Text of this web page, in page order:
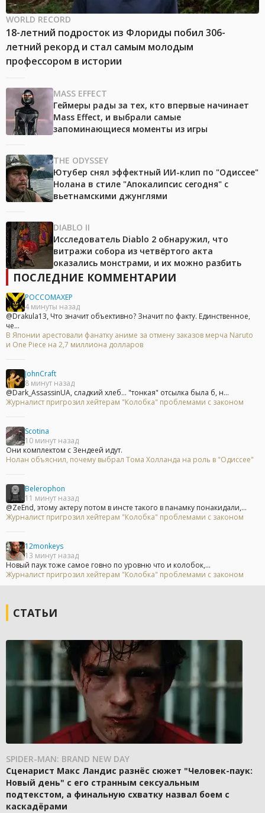
WORLD RECORD
18-летний подросток из Флориды побил 306-
летний рекорд и стал самым молодым
профессором в истории
MASS EFFECT
Геймеры рады за тех, кто впервые начинает
Mass Effect, и выбрали самые
запоминающиеся моменты из игры
THE ODYSSEY
Ютубер снял эффектный ИИ-клип по "Одиссее"
Нолана в стиле "Апокалипсис сегодня" с
вьетнамскими джунглями
DIABLO II
Исследователь Diablo 2 обнаружил, что
витражи собора из четвёртого акта
оказались монстрами, и их можно разбить
ПОСЛЕДНИЕ КОММЕНТАРИИ
POCCOMAXEP
4 минуты назад
@Drakula13, Что значит объективно? Значит по факту. Единственное,
че...
В Японии арестовали фанатку аниме за отмену заказов мерча Naruto
и One Piece на 2,7 миллиона долларов
JohnCraft
8 минут назад
@Dark_AssassinUA, сладкий хлеб... "тонкая" отсылка была б, н...
Журналист пригрозил хейтерам "Колобка" проблемами с законом
Scotina
10 минут назад
Они комплектом с Зендеей идут.
Нолан объяснил, почему выбрал Тома Холланда на роль в "Одиссее"
Belerophon
11 минут назад
@ZeEnd, этому актеру потом в инсте такого в панамку понакидали,...
Журналист пригрозил хейтерам "Колобка" проблемами с законом
12monkeys
13 минут назад
Новый паук тоже самое говно по уровню что и колобок,...
Журналист пригрозил хейтерам "Колобка" проблемами с законом
СТАТЬИ
SPIDER-MAN: BRAND NEW DAY
Сценарист Макс Ландис разнёс сюжет "Человек-паук:
Новый день" с его странным сексуальным
подтекстом, а финальную схватку назвал боем с
каскадёрами